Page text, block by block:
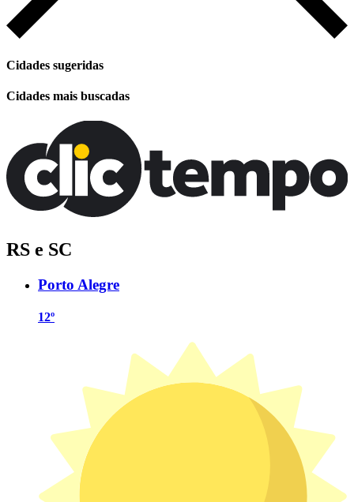
Cidades sugeridas
Cidades mais buscadas
RS e SC
Porto Alegre
12º